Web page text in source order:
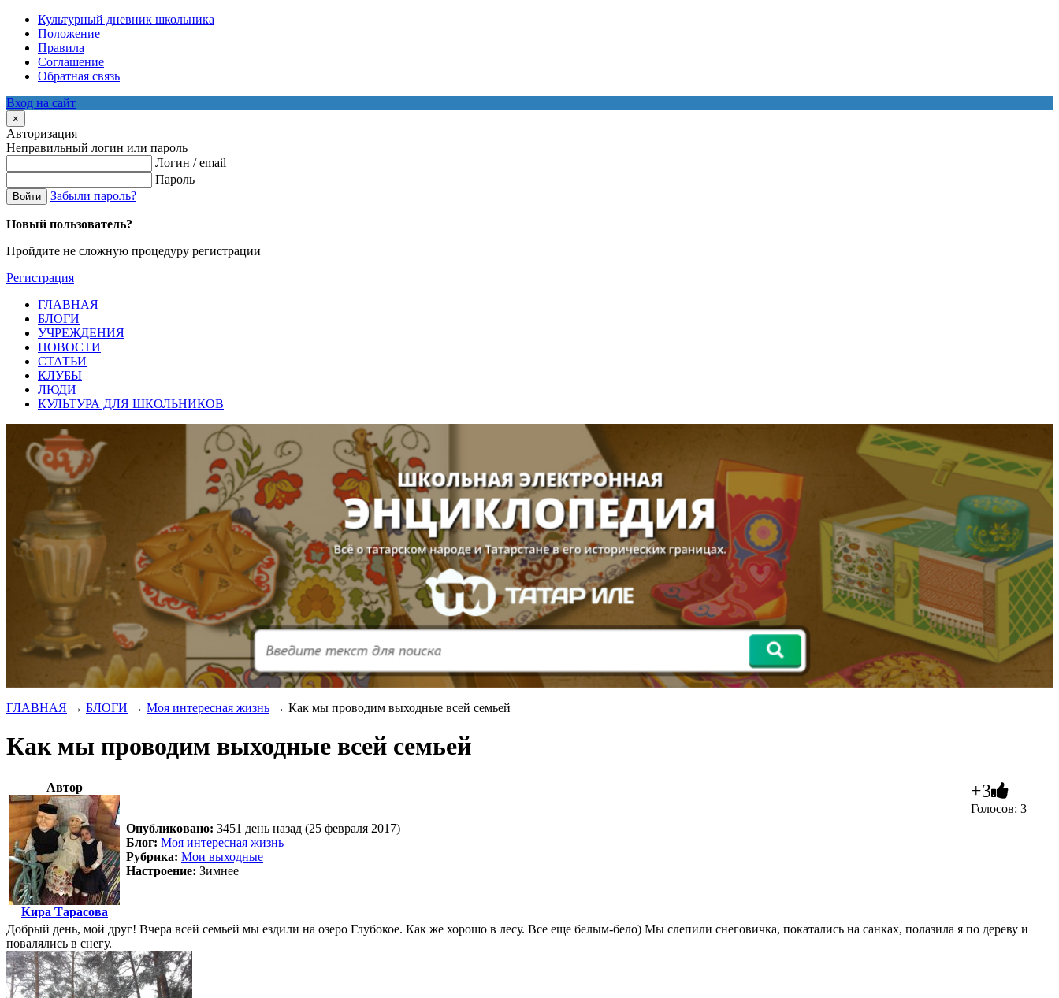
Культурный дневник школьника
Положение
Правила
Соглашение
Обратная связь
Вход на сайт
×
Авторизация
Неправильный логин или пароль
Логин / email
Пароль
Войти Забыли пароль?
Новый пользователь?
Пройдите не сложную процедуру регистрации
Регистрация
ГЛАВНАЯ
БЛОГИ
УЧРЕЖДЕНИЯ
НОВОСТИ
СТАТЬИ
КЛУБЫ
ЛЮДИ
КУЛЬТУРА ДЛЯ ШКОЛЬНИКОВ
ГЛАВНАЯ → БЛОГИ → Моя интересная жизнь → Как мы проводим выходные всей семьей
Как мы проводим выходные всей семьей
Автор
Кира Тарасова
Опубликовано: 3451 день назад (25 февраля 2017)
Блог: Моя интересная жизнь
Рубрика: Мои выходные
Настроение: Зимнее
+3
Голосов: 3
Добрый день, мой друг! Вчера всей семьей мы ездили на озеро Глубокое. Как же хорошо в лесу. Все еще белым-бело) Мы слепили снеговичка, покатались на санках, полазила я по дереву и
повалялись в снегу.